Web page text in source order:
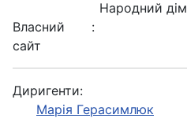
Народний дім
Власний
сайт
:
Диригенти:
Марія Герасимлюк